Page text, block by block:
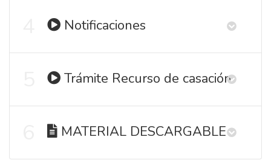
Notificaciones
Trámite Recurso de casación
MATERIAL DESCARGABLE